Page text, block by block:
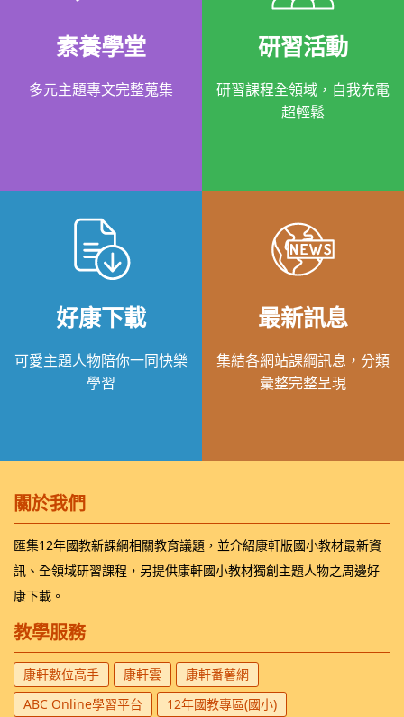
素養學堂
多元主題專文完整蒐集
研習活動
研習課程全領域，自我充電
超輕鬆
好康下載
可愛主題人物陪你一同快樂
學習
最新訊息
集結各網站課綱訊息，分類
彙整完整呈現
關於我們
匯集12年國教新課綱相關教育議題，並介紹康軒版國小教材最新資
訊、全領域研習課程，另提供康軒國小教材獨創主題人物之周邊好
康下載。
教學服務
康軒數位高手 康軒雲
康軒番薯網
ABC Online學習平台
12年國教專區(國小)